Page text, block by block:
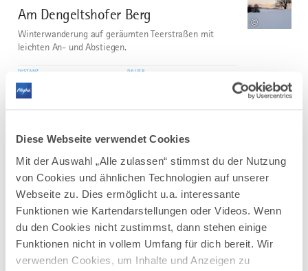
Diese Webseite verwendet Cookies
Mit der Auswahl „Alle zulassen“ stimmst du der Nutzung
von Cookies und ähnlichen Technologien auf unserer
Webseite zu. Dies ermöglicht u.a. interessante
Funktionen wie Kartendarstellungen oder Videos. Wenn
du den Cookies nicht zustimmst, dann stehen einige
Funktionen nicht in vollem Umfang für dich bereit. Wir
verwenden Cookies, um Inhalte und Anzeigen zu
3
Am Dengeltshofer Berg
©
Winterwanderung auf geräumten Teerstraßen mit
leichten An- und Abstiegen.
DISTANZ
3,4 km
DAUER
WINTERWANDERN
4
Tannheim - Grän
©
Eine schöne und gemütliche Tour für die ganze Familie.
DISTANZ
7,2 km
DAUER
1:48 h
mehr